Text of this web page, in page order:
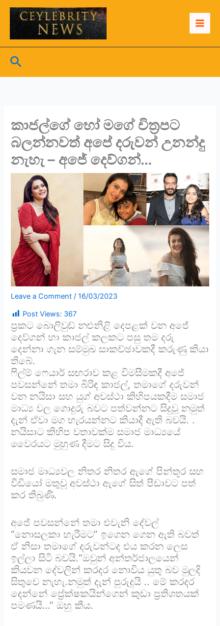
Skip
content
Search
කාජල්ගේ හෝ මගේ චිත්‍රපට
බලන්නවත් අපේ දරුවන් උනන්දු
නැහැ – අජේ දෙව්ගන්…
Leave a Comment /16/03/2023
Post Views: 367
ප්‍රකට බොලිවුඩ් නළුනිළි දෙපළක් වන අජේ
දෙව්ගන් හා කාජල් කලකට පසු තම දරු
දෙන්නා ගැන සම්මුඛ සාකච්ඡාවකදී කරුණු කියා
තිබේ.
ෆිල්ම් ෆෙයාර් සඟරාව කළ විමසීමකදී අජේ
පවසන්නේ තමා බිරිඳ කාජල්, තමාගේ දරුවන්
වන නයිසා සහ යුග් අවස්ථා කිහිපයකදීම සමාජ
මාධ්‍ය වල ගොදුරු බවට පත්වන්නට සිදුවූ නමුත්
දැන් ඒවා මග හැරයන්නට කියාදී ඇති බවයි. .
නයිසාට කිහිප වතාවක්ම සමාජ මාධ්‍යයේ
වෛරයට මුහුණ දීමට සිදු විය.
සමාජ මාධ්‍යවල නිතර නිතර ඇගේ පින්තූර සහ
වීඩියෝ මතුවූ අවස්ථා ඇගේ සිත් පීඩාවට පත්
කර තිබුණි.
අජේ පවසන්නේ තමා එවැනි දේවල්
“නොසලකා හැරීමට” ඉගෙන ගෙන ඇති බවත්
ඒ නිසා තමාගේ දරුවන්ටද එය කරන ලෙස
ඉල්ලා සිටි බවයි.“ඔවුන් අන්තර්ජාලයෙන්
කියවන දේවලින් කරදර නොවිය යුතු බව මුලදි
සිතුවෙ නැහැ.නමුත් දැන් පුරුදුයි .. මේ කරදර
දෙන්නේ ප්‍රේක්ෂකයින්ගෙන් කුඩා ප්‍රතිශතයක්
පමණයි…” ඔහු කීය.